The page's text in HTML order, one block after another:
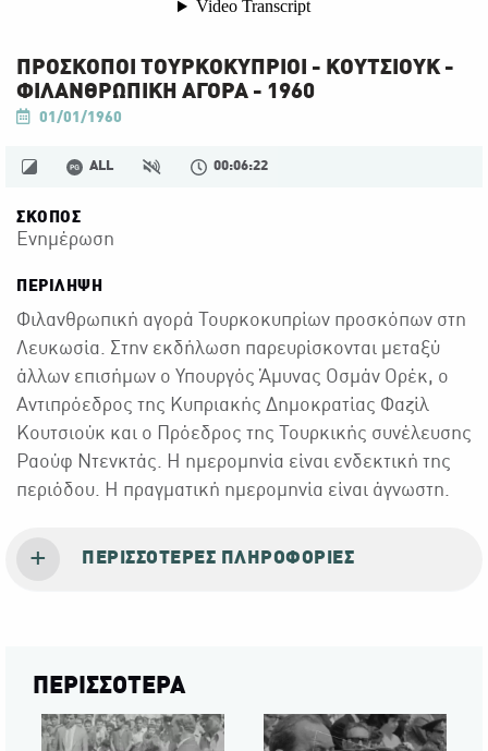
ΠΡΟΣΚΟΠΟΙ ΤΟΥΡΚΟΚΥΠΡΙΟΙ - ΚΟΥΤΣΙΟΥΚ -
ΦΙΛΑΝΘΡΩΠΙΚΗ ΑΓΟΡΑ - 1960
01/01/1960
ALL 00:06:22
ΣΚΟΠΟΣ
Ενημέρωση
ΠΕΡΙΛΗΨΗ
Φιλανθρωπική αγορά Τουρκοκυπρίων προσκόπων στη
Λευκωσία. Στην εκδήλωση παρευρίσκονται μεταξύ
άλλων επισήμων ο Υπουργός Άμυνας Οσμάν Ορέκ, ο
Αντιπρόεδρος της Κυπριακής Δημοκρατίας Φαζίλ
Κουτσιούκ και ο Πρόεδρος της Τουρκικής συνέλευσης
Ραούφ Ντενκτάς. Η ημερομηνία είναι ενδεκτική της
περιόδου. Η πραγματική ημερομηνία είναι άγνωστη.
ΠΕΡΙΣΣΌΤΕΡΕΣ ΠΛΗΡΟΦΟΡΊΕΣ
ΠΕΡΙΣΣΟΤΕΡΑ